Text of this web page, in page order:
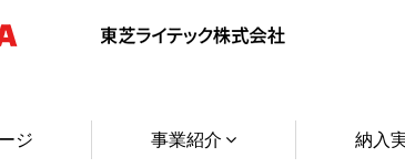
ジ 事業紹介 納入